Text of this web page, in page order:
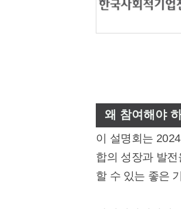
왜 참여해야
이 설명회는
합의 성장과 발
할 수 있는 좋은